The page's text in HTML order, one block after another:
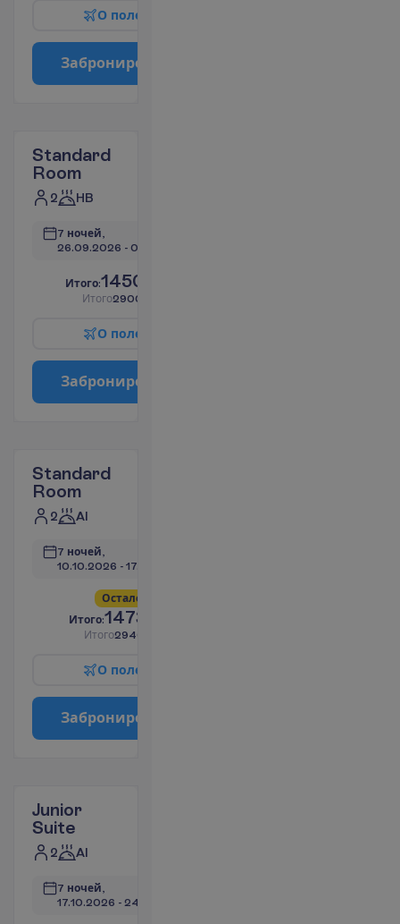
О поле
Заброниро
Standard
Room
2 HB
7 ночей,
26.09.2026 - 03.10.2026
Итого:1450.43
Итого2900.86
О поле
Заброниро
Standard
Room
2 AI
7 ночей,
10.10.2026 - 17.10.2026
Остало
Итого:1473.33
Итого2946.65
О поле
Заброниро
Junior
Suite
2 AI
7 ночей,
17.10.2026 - 24.10.2026